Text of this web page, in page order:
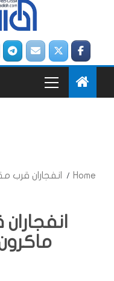
Home انفجاران